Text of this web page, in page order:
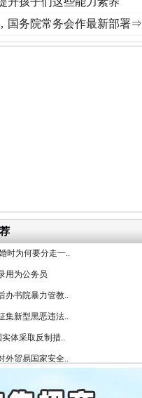
征程丨红船起航处 潮起..·[视频]
国务院常务会作最新部署⇒
巡回调解促和..
时为何要分走一..
用为公务员
办书院暴力管教..
集新型黑恶违法..
体采取反制措..
外贸易国家安全..
格商场坠亡事件
行业协会接连发公告